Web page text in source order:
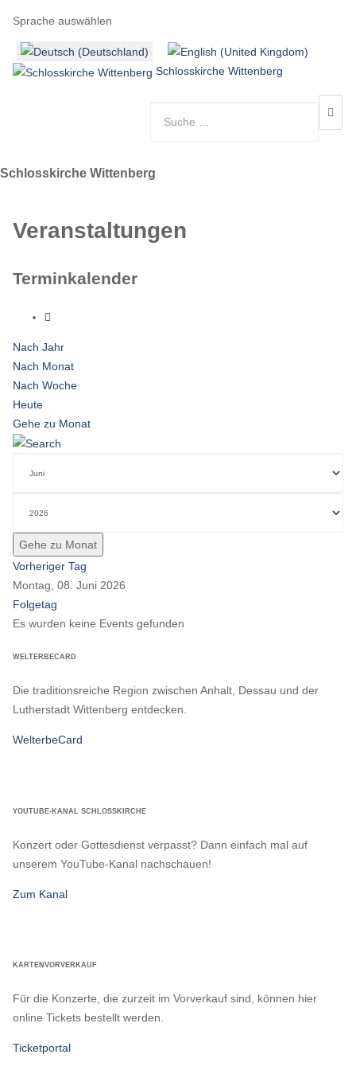
Sprache auswählen
Schlosskirche Wittenberg
Schlosskirche Wittenberg
Veranstaltungen
Terminkalender
Nach Jahr
Nach Monat
Nach Woche
Heute
Gehe zu Monat
Gehe zu Monat
Vorheriger Tag
Montag, 08. Juni 2026
Folgetag
Es wurden keine Events gefunden
WELTERBECARD
Die traditionsreiche Region zwischen Anhalt, Dessau und der
Lutherstadt Wittenberg entdecken.
WelterbeCard
YOUTUBE-KANAL SCHLOSSKIRCHE
Konzert oder Gottesdienst verpasst? Dann einfach mal auf
unserem YouTube-Kanal nachschauen!
Zum Kanal
KARTENVORVERKAUF
Für die Konzerte, die zurzeit im Vorverkauf sind, können hier
online Tickets bestellt werden.
Ticketportal